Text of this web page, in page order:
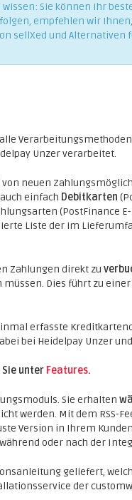
Sie können Ihr
empfehlen wir
sellXed und Alternativen
Unzer verarbeitet.
neuen
einfach Debitkarten
(PostFinance
Liste der im
Zahlungen direkt zu
müssen. Dies führt zu
erfasste
bei Heidelpay Unzer
unter Features.
Sie erhalten
werden. Mit dem RSS-
Version in Ihrem
oder nach der
geliefert,
der